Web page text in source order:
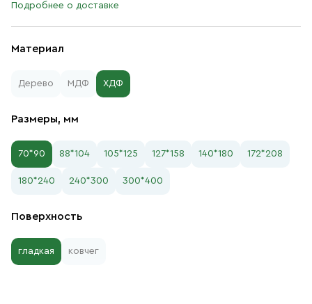
Материал
Дерево МДФ ХДФ
Размеры, мм
70*90 88*104 105*125 127*158 140*180 172*208
180*240 240*300 300*400
Поверхность
гладкая ковчег
Подробнее о доставке